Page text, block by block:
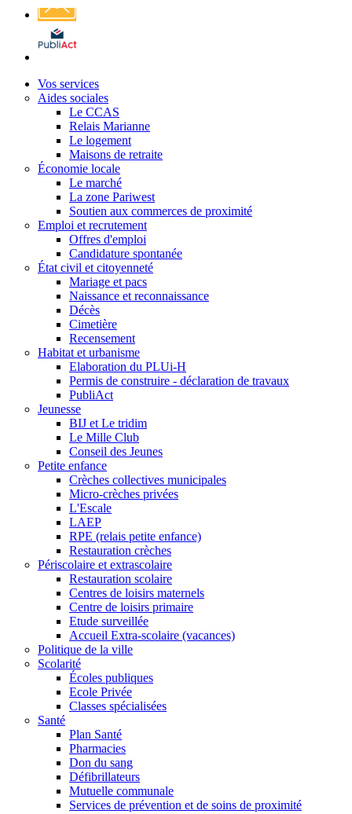
Affichage
légal
Vos services
Aides sociales
Le CCAS
Relais Marianne
Le logement
Maisons de retraite
Économie locale
Le marché
La zone Pariwest
Soutien aux commerces de proximité
Emploi et recrutement
Offres d'emploi
Candidature spontanée
État civil et citoyenneté
Mariage et pacs
Naissance et reconnaissance
Décès
Cimetière
Recensement
Habitat et urbanisme
Elaboration du PLUi-H
Permis de construire - déclaration de travaux
PubliAct
Jeunesse
BIJ et Le tridim
Le Mille Club
Conseil des Jeunes
Petite enfance
Crèches collectives municipales
Micro-crèches privées
L'Escale
LAEP
RPE (relais petite enfance)
Restauration crèches
Périscolaire et extrascolaire
Restauration scolaire
Centres de loisirs maternels
Centre de loisirs primaire
Etude surveillée
Accueil Extra-scolaire (vacances)
Politique de la ville
Scolarité
Écoles publiques
Ecole Privée
Classes spécialisées
Santé
Plan Santé
Pharmacies
Don du sang
Défibrillateurs
Mutuelle communale
Services de prévention et de soins de proximité